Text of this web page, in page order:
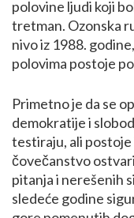
polovine ljudi koji
tretman. Ozonska
nivo iz 1988.
polovima postoje
Primetno je da se
demokratije i
testiraju, ali postoje
čovečanstvo
pitanja i nerešenih
sledeće godine